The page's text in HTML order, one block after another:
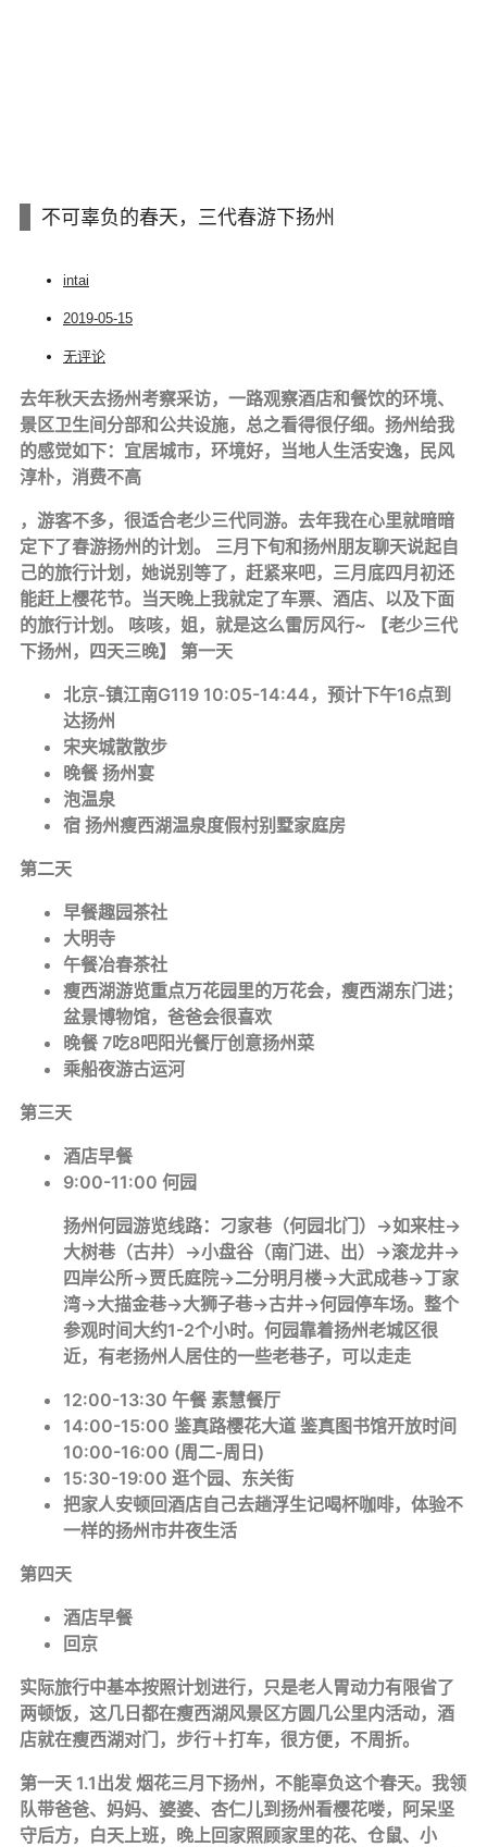
不可辜负的春天，三代春游下扬州
intai
2019-05-15
无评论
去年秋天去扬州考察采访，一路观察酒店和餐饮的环境、
景区卫生间分部和公共设施，总之看得很仔细。扬州给我
的感觉如下：宜居城市，环境好，当地人生活安逸，民风
淳朴，消费不高
，游客不多，很适合老少三代同游。去年我在心里就暗暗
定下了春游扬州的计划。 三月下旬和扬州朋友聊天说起自
己的旅行计划，她说别等了，赶紧来吧，三月底四月初还
能赶上樱花节。当天晚上我就定了车票、酒店、以及下面
的旅行计划。 咳咳，姐，就是这么雷厉风行~ 【老少三代
下扬州，四天三晚】 第一天
北京-镇江南G119 10:05-14:44，预计下午16点到
达扬州
宋夹城散散步
晚餐 扬州宴
泡温泉
宿 扬州瘦西湖温泉度假村别墅家庭房
第二天
早餐趣园茶社
大明寺
午餐冶春茶社
瘦西湖游览重点万花园里的万花会，瘦西湖东门进；
盆景博物馆，爸爸会很喜欢
晚餐 7吃8吧阳光餐厅创意扬州菜
乘船夜游古运河
第三天
酒店早餐
9:00-11:00 何园
扬州何园游览线路：刁家巷（何园北门）→如来柱→
大树巷（古井）→小盘谷（南门进、出）→滚龙井→
四岸公所→贾氏庭院→二分明月楼→大武成巷→丁家
湾→大描金巷→大狮子巷→古井→何园停车场。整个
参观时间大约1-2个小时。何园靠着扬州老城区很
近，有老扬州人居住的一些老巷子，可以走走
12:00-13:30 午餐 素慧餐厅
14:00-15:00 鉴真路樱花大道 鉴真图书馆开放时间
10:00-16:00 (周二-周日)
15:30-19:00 逛个园、东关街
把家人安顿回酒店自己去趟浮生记喝杯咖啡，体验不
一样的扬州市井夜生活
第四天
酒店早餐
回京
实际旅行中基本按照计划进行，只是老人胃动力有限省了
两顿饭，这几日都在瘦西湖风景区方圆几公里内活动，酒
店就在瘦西湖对门，步行＋打车，很方便，不周折。
第一天 1.1出发 烟花三月下扬州，不能辜负这个春天。我领
队带爸爸、妈妈、婆婆、杏仁儿到扬州看樱花喽，阿呆坚
守后方，白天上班，晚上回家照顾家里的花、仓鼠、小